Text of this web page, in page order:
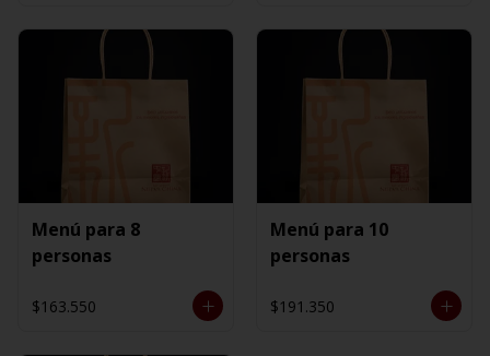
Menú para 8
personas
$163.550
Menú para 10
personas
$191.350